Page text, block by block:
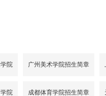
院 广州美术学院招生简章
院 成都体育学院招生简章